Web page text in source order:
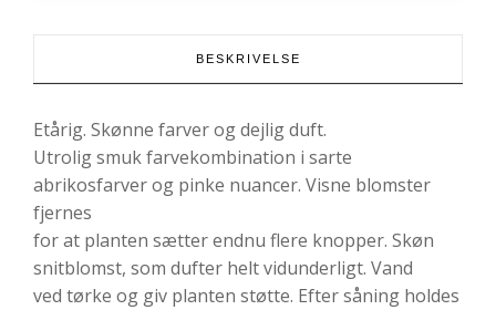
BESKRIVELSE
Etårig. Skønne farver og dejlig duft.
Utrolig smuk farvekombination i sarte
abrikosfarver og pinke nuancer. Visne blomster
fjernes
for at planten sætter endnu flere knopper. Skøn
snitblomst, som dufter helt vidunderligt. Vand
ved tørke og giv planten støtte. Efter såning holdes